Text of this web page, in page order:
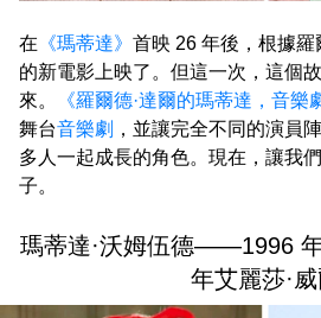
在 《瑪蒂達》 首映 26 年後，根據羅
的新電影上映了。但這一次，這個
來。
《羅爾德·達爾的瑪蒂達，音樂
舞台音樂劇 ，並讓完全不同的演員
多人一起成長的角色。現在，讓我
子。
瑪蒂達·沃姆伍德——1996
年艾麗莎·